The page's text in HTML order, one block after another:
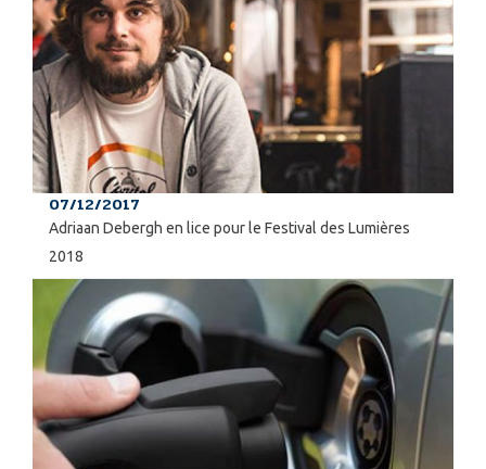
07/12/2017
Adriaan Debergh en lice pour le Festival des Lumières
2018